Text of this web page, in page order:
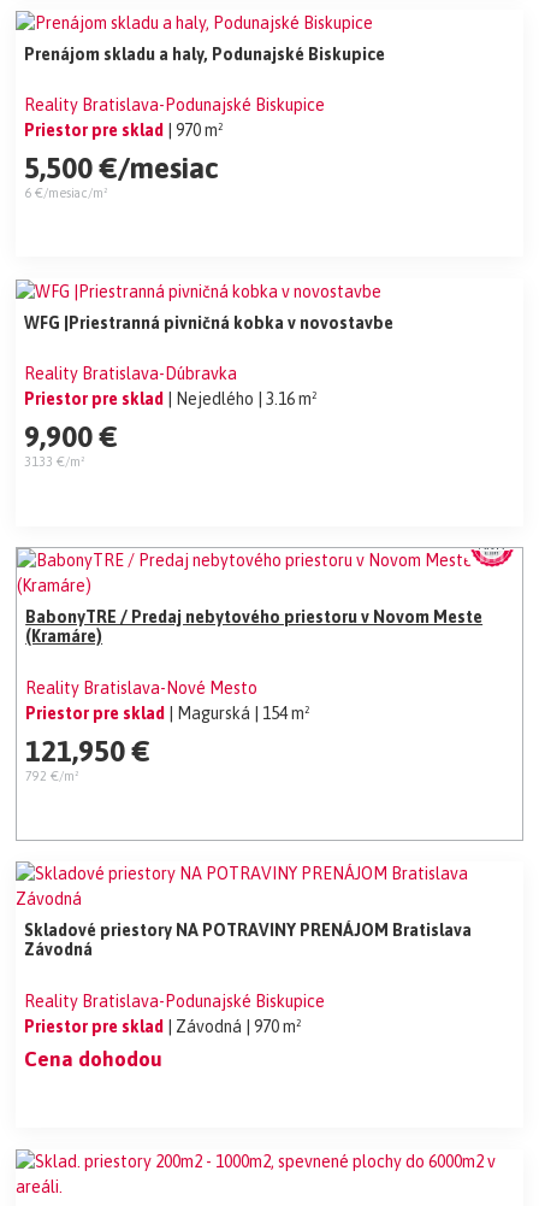
Prenájom skladu a haly, Podunajské Biskupice
Reality Bratislava-Podunajské Biskupice
Priestor pre sklad
| 970 m²
5,500 €/mesiac
6 €/mesiac/m²
WFG |Priestranná pivničná kobka v novostavbe
Reality Bratislava-Dúbravka
Priestor pre sklad
| Nejedlého | 3.16 m²
9,900 €
3133 €/m²
BabonyTRE / Predaj nebytového priestoru v Novom Meste
(Kramáre)
Reality Bratislava-Nové Mesto
Priestor pre sklad | Magurská | 154 m²
121,950 €
792 €/m²
Skladové priestory NA POTRAVINY PRENÁJOM Bratislava
Závodná
Reality Bratislava-Podunajské Biskupice
Priestor pre sklad
| Závodná | 970 m²
Cena dohodou